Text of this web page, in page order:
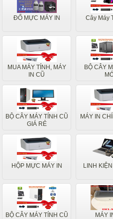
ĐỔ MỰC MÁY IN Cây Máy
MUA MÁY TÍNH, MÁY
IN CŨ
BỘ CÂY
BỘ CÂY MÁY TÍNH CŨ
GIÁ RẺ
MÁY IN
HỘP MỰC MÁY IN LINH
BỘ CÂY MÁY TÍNH CŨ MÁY